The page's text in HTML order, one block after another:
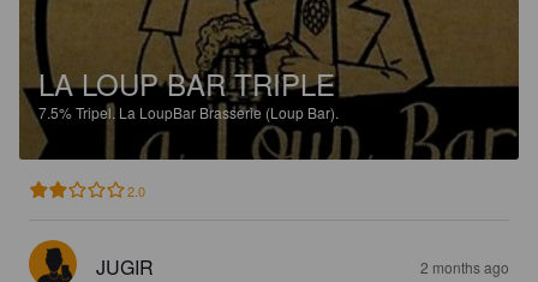
LA LOUP BAR TRIPLE
7.5%Tripel. La LoupBar Brasserie (Loup Bar).
2.0
JUGIR 2 months ago